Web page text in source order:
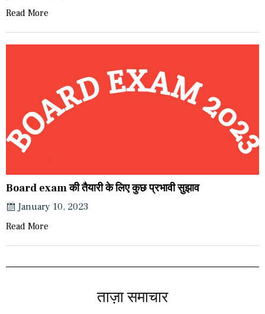
Read More
Board exam की तैयारी के लिए कुछ प्रभावी सुझाव
January 10, 2023
Read More
ताज़ा समाचार